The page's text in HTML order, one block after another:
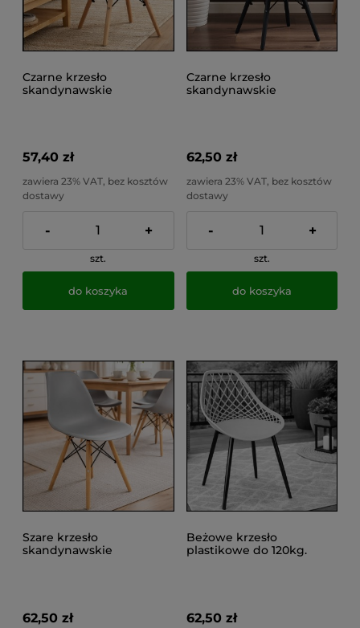
Czarne krzesło
skandynawskie
57,40 zł
zawiera 23% VAT, bez kosztów
dostawy
- +
szt.
do koszyka
Czarne krzesło
skandynawskie
62,50 zł
zawiera 23% VAT, bez kosztów
dostawy
- +
szt.
do koszyka
Szare krzesło
skandynawskie
62,50 zł
Beżowe krzesło
plastikowe do 120kg.
62,50 zł